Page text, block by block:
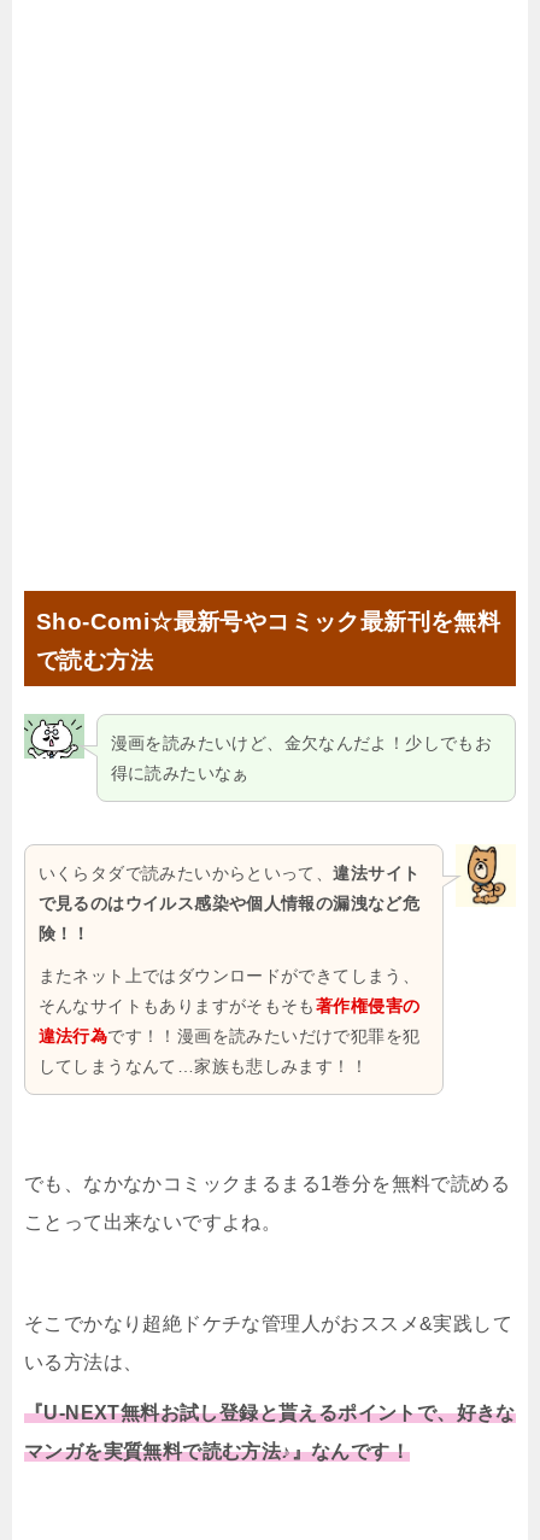
Sho-Comi☆最新号やコミック最新刊を無料
で読む方法
漫画を読みたいけど、金欠なんだよ！少しでもお
得に読みたいなぁ
いくらタダで読みたいからといって、違法サイト
で見るのはウイルス感染や個人情報の漏洩など危
険！！
またネット上ではダウンロードができてしまう、
そんなサイトもありますがそもそも著作権侵害の
違法行為です！！漫画を読みたいだけで犯罪を犯
してしまうなんて…家族も悲しみます！！
でも、なかなかコミックまるまる1巻分を無料で読める
ことって出来ないですよね。
そこでかなり超絶ドケチな管理人がおススメ&実践して
いる方法は、
『U-NEXT無料お試し登録と貰えるポイントで、好きな
マンガを実質無料で読む方法♪』なんです！